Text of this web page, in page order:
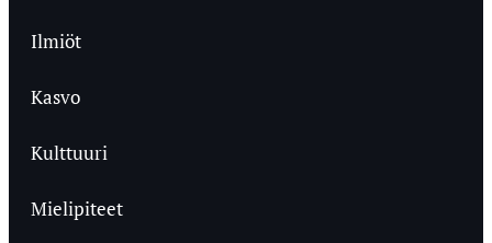
Ilmiöt
Kasvo
Kulttuuri
Mielipiteet